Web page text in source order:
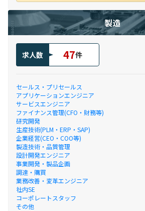
製造
求人数 47件
セールス・プリセールス
アプリケーションエンジニア
サービスエンジニア
ファイナンス管理(CFO・財務等)
研究開発
生産技術(PLM・ERP・SAP)
企業経営(CEO・COO等)
製造技術・品質管理
設計開発エンジニア
事業開発・製品企画
調達・購買
業務改善・変革エンジニア
社内SE
コーポレートスタッフ
その他